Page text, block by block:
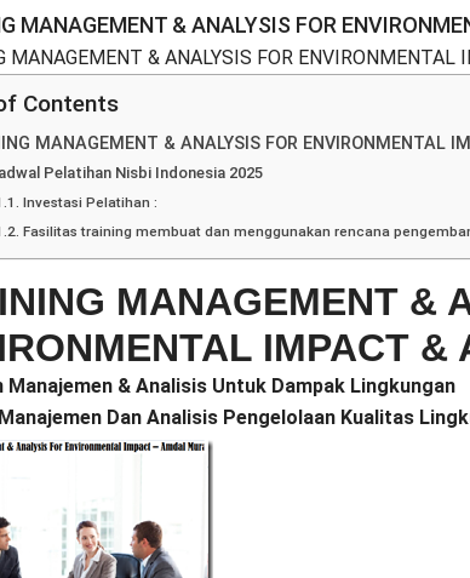
MANAGEMENT & ANALYSIS FOR
MANAGEMENT & ANALYSIS FOR ENVIRONMENTAL
Contents
MANAGEMENT & ANALYSIS FOR ENVIRONMENTAL
Pelatihan Nisbi Indonesia 2025
Investasi Pelatihan :
Fasilitas training membuat dan menggunakan rencana
MANAGEMENT &
IMPACT &
Manajemen & Analisis Untuk Dampak Lingkungan
Dan Analisis Pengelolaan Kualitas